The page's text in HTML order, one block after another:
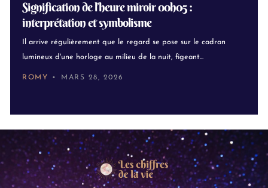
Signification de l’heure miroir 00h05 :
interprétation et symbolisme
Il arrive régulièrement que le regard se pose sur le cadran
lumineux d'une horloge au milieu de la nuit, figeant...
ROMY MARS 28, 2026